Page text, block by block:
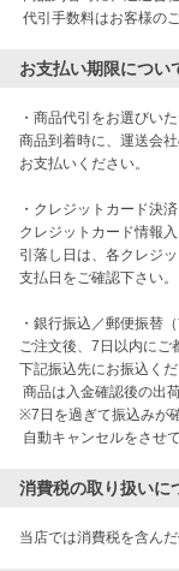
代引手数料はお客様の
お支払い期限につい
・商品代引をお選びい
商品到着時に、運送会
お支払いください。
・クレジットカード決
クレジットカード情報
引落し日は、各クレジ
支払日をご確認下さい。
・銀行振込／郵便振替
ご注文後、7日以内にご
下記振込先にお振込くだ
※7日を過ぎて振込みが
消費税の取り扱いに
当店では消費税を含ん